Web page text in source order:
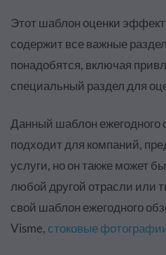
Этот шаблон оценки
содержит все важные
понадобятся, включая
специальный раздел для
Данный шаблон ежегодного
подходит для компаний,
услуги, но он также может
любой другой отрасли или
свой шаблон ежегодного
Visme, стоковые